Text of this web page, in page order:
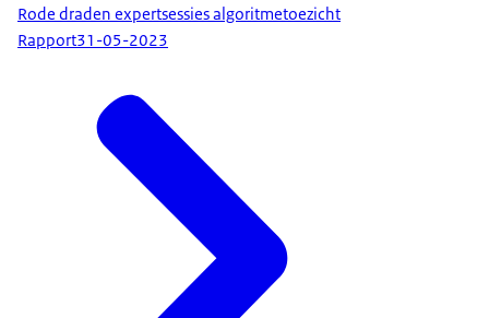
Rode draden expertsessies algoritmetoezicht
Rapport31-05-2023